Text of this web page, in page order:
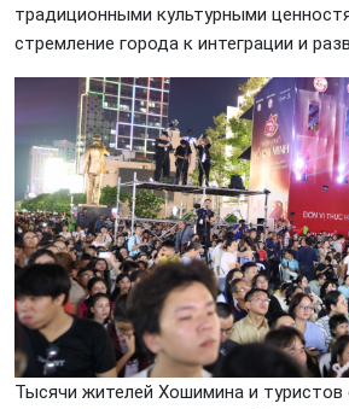
традиционными культурными
стремление города к интеграции и
Тысячи жителей Хошимина и туристов